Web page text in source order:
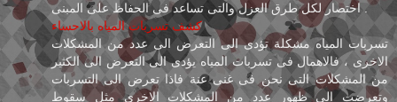
اختصار لكل طرق العزل والتى تساعد فى الحفاظ على المبنى .
كشف تسربات المياه بالاحساء
تسربات المياه مشكلة تؤدى الى التعرض الى عدد من المشكلات
الاخرى ، فالاهمال فى تسربات المياه يؤدى الى التعرض الى الكثير
من المشكلات التى نحن فى غنى عنة فاذا تعرض الى التسربات
وتعرضت الى ظهور عدد من المشكلات الاخرى مثل سقوط